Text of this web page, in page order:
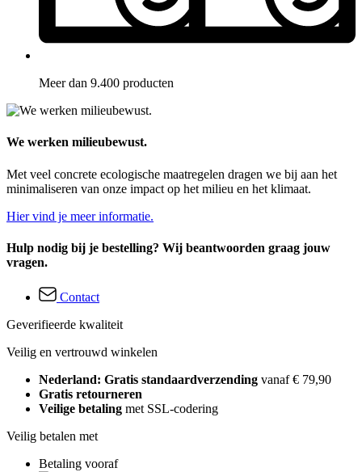
Meer dan 9.400 producten
We werken milieubewust.
Met veel concrete ecologische maatregelen dragen we bij aan het
minimaliseren van onze impact op het milieu en het klimaat.
Hier vind je meer informatie.
Hulp nodig bij je bestelling? Wij beantwoorden graag jouw
vragen.
Contact
Geverifieerde kwaliteit
Veilig en vertrouwd winkelen
Nederland: Gratis standaardverzending vanaf € 79,90
Gratis retourneren
Veilige betaling met SSL-codering
Veilig betalen met
Betaling vooraf